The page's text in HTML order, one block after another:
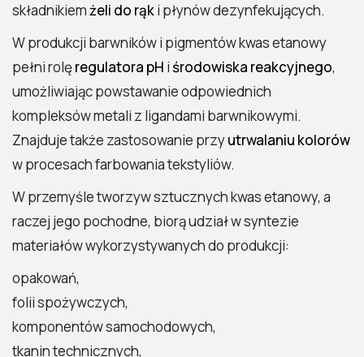
składnikiemżeli do rąki płynów dezynfekujących.
W produkcji barwników i pigmentów kwas etanowy
pełni rolęregulatora pH iśrodowiska reakcyjnego,
umożliwiając powstawanie odpowiednich
kompleksów metali z ligandami barwnikowymi.
Znajduje także zastosowanie przyutrwalaniu kolorów
w procesach farbowania tekstyliów.
W przemyśle tworzyw sztucznych kwas etanowy, a
raczej jego pochodne, biorą udział w syntezie
materiałów wykorzystywanych do produkcji:
opakowań,
folii spożywczych,
komponentów samochodowych,
tkanin technicznych,